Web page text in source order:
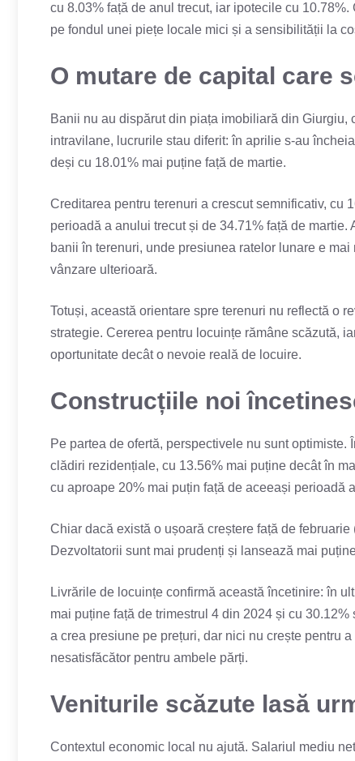
cu 8.03% față de anul trecut, iar ipotecile cu
pe fondul unei piețe locale mici și a sensibilității la
O mutare de capital care
Banii nu au dispărut din piața imobiliară din
intravilane, lucrurile stau diferit: în aprilie s-au
deși cu 18.01% mai puține față de martie.
Creditarea pentru terenuri a crescut semnificativ, cu
perioadă a anului trecut și de 34.71% față de
banii în terenuri, unde presiunea ratelor lunare e
vânzare ulterioară.
Totuși, această orientare spre terenuri nu reflectă o
strategie. Cererea pentru locuințe rămâne scăzută,
oportunitate decât o nevoie reală de locuire.
Construcțiile noi
Pe partea de ofertă, perspectivele nu sunt
clădiri rezidențiale, cu 13.56% mai puține decât în
cu aproape 20% mai puțin față de aceeași perioadă
Chiar dacă există o ușoară creștere față de
Dezvoltatorii sunt mai prudenți și lansează mai
Livrările de locuințe confirmă această încetinire: în
mai puține față de trimestrul 4 din 2024 și cu
a crea presiune pe prețuri, dar nici nu crește pentru
nesatisfăcător pentru ambele părți.
Veniturile scăzute lasă
Contextul economic local nu ajută. Salariul mediu